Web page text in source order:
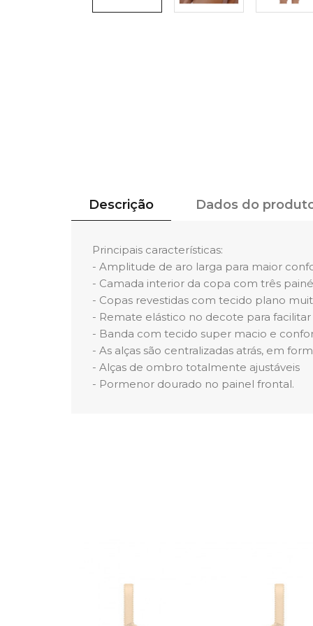
Descrição Dados do
Principais características:
- Amplitude de aro larga para maior
- Camada interior da copa com três
- Copas revestidas com tecido plano
- Remate elástico no decote para
- Banda com tecido super macio e
- As alças são centralizadas atrás, em
- Alças de ombro totalmente ajustáveis
- Pormenor dourado no painel frontal.